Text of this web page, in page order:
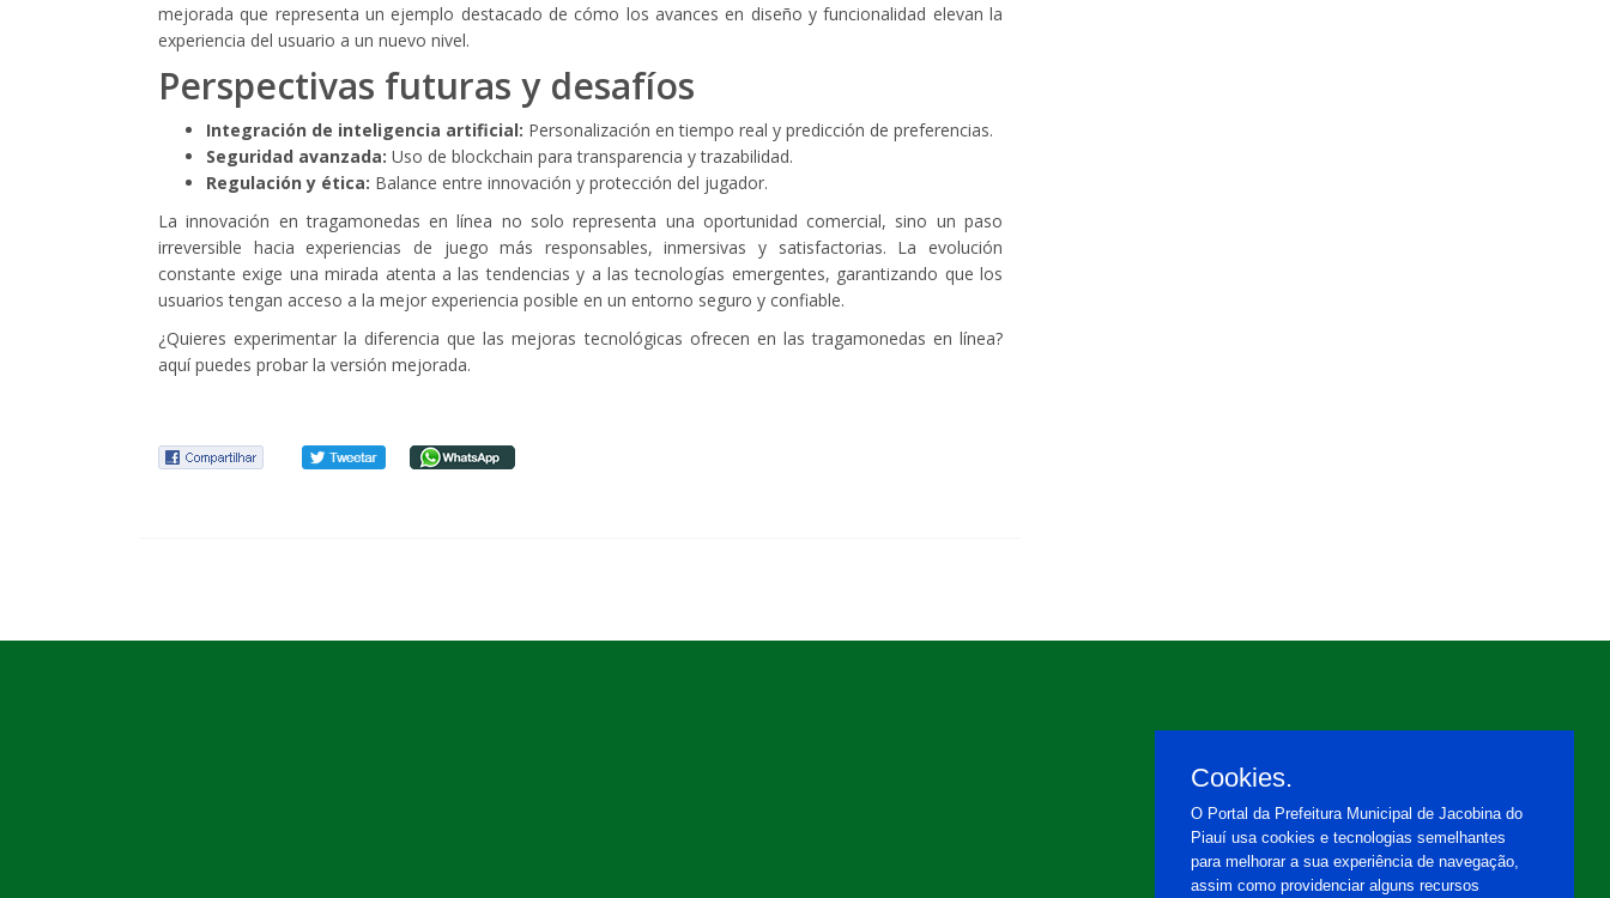
mejorada que representa un ejemplo destacado de cómo los avances en diseño y funcionalidad elevan la
experiencia del usuario a un nuevo nivel.
Perspectivas futuras y desafíos
Integración de inteligencia artificial: Personalización en tiempo real y predicción de preferencias.
Seguridad avanzada: Uso de blockchain para transparencia y trazabilidad.
Regulación y ética: Balance entre innovación y protección del jugador.
La innovación en tragamonedas en línea no solo representa una oportunidad comercial, sino un paso
irreversible hacia experiencias de juego más responsables, inmersivas y satisfactorias. La evolución
constante exige una mirada atenta a las tendencias y a las tecnologías emergentes, garantizando que los
usuarios tengan acceso a la mejor experiencia posible en un entorno seguro y confiable.
¿Quieres experimentar la diferencia que las mejoras tecnológicas ofrecen en las tragamonedas en línea?
aquí puedes probar la versión mejorada.
Cookies.
O Portal da Prefeitura Municipal de Jacobina do
Piauí usa cookies e tecnologias semelhantes
para melhorar a sua experiência de navegação,
assim como providenciar alguns recursos